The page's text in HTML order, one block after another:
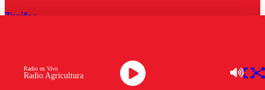
Radio Agricultura
Radio en Vivo
Tarifas